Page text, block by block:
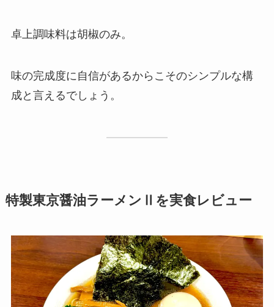
卓上調味料は胡椒のみ。
味の完成度に自信があるからこそのシンプルな構
成と言えるでしょう。
特製東京醤油ラーメンⅡを実食レビュー